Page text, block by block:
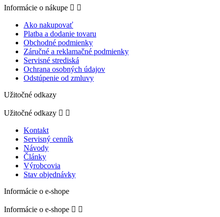
Informácie o nákupe  
Ako nakupovať
Platba a dodanie tovaru
Obchodné podmienky
Záručné a reklamačné podmienky
Servisné strediská
Ochrana osobných údajov
Odstúpenie od zmluvy
Užitočné odkazy
Užitočné odkazy  
Kontakt
Servisný cenník
Návody
Články
Výrobcovia
Stav objednávky
Informácie o e-shope
Informácie o e-shope  